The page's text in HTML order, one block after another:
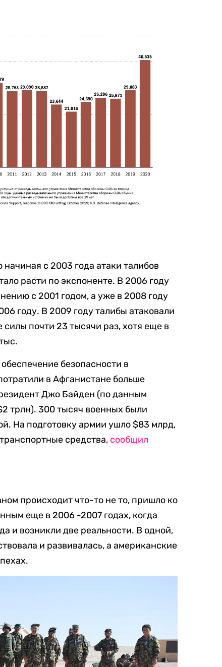
начиная с 2003 года атаки талибов
расти по экспоненте. В 2006 году
с 2001 годом, а уже в 2008 году
году. В 2009 году талибы атаковали
почти 23 тысячи раз, хотя еще в
безопасности в
в Афганистане больше
Джо Байден (по данным
трлн). 300 тысяч военных были
На подготовку армии ушло $83 млрд,
средства, сообщил
происходит что-то не то, пришло ко
еще в 2006 -2007 годах, когда
и возникли две реальности. В одной,
и развивалась, а американские